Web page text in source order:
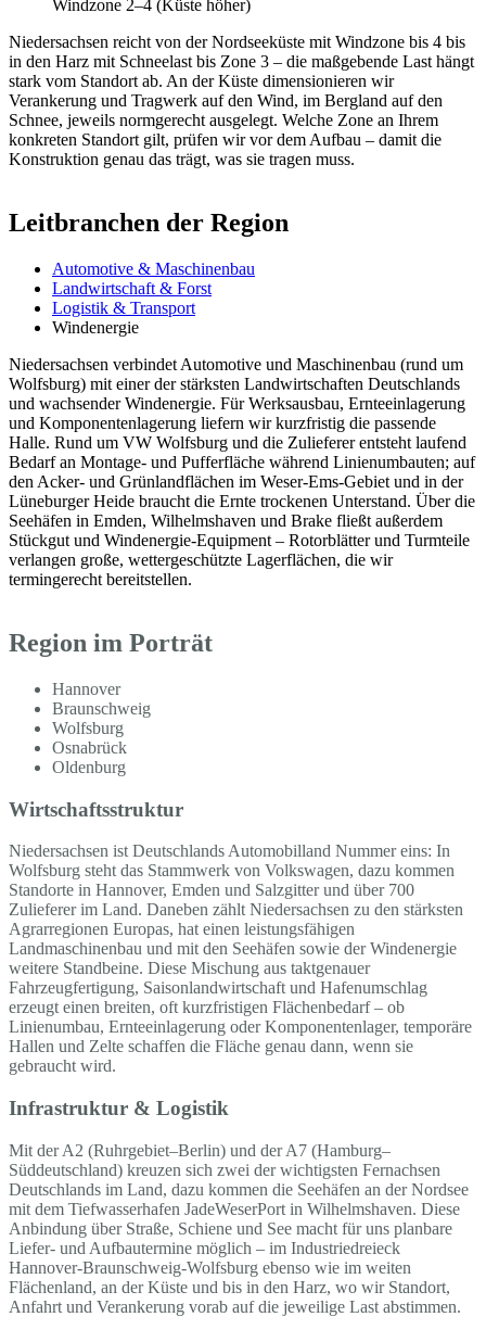
Windzone 2–4 (Küste höher)
Niedersachsen reicht von der Nordseeküste mit Windzone bis 4 bis
in den Harz mit Schneelast bis Zone 3 – die maßgebende Last hängt
stark vom Standort ab. An der Küste dimensionieren wir
Verankerung und Tragwerk auf den Wind, im Bergland auf den
Schnee, jeweils normgerecht ausgelegt. Welche Zone an Ihrem
konkreten Standort gilt, prüfen wir vor dem Aufbau – damit die
Konstruktion genau das trägt, was sie tragen muss.
Leitbranchen der Region
Automotive & Maschinenbau
Landwirtschaft & Forst
Logistik & Transport
Windenergie
Niedersachsen verbindet Automotive und Maschinenbau (rund um
Wolfsburg) mit einer der stärksten Landwirtschaften Deutschlands
und wachsender Windenergie. Für Werksausbau, Ernteeinlagerung
und Komponentenlagerung liefern wir kurzfristig die passende
Halle. Rund um VW Wolfsburg und die Zulieferer entsteht laufend
Bedarf an Montage- und Pufferfläche während Linienumbauten; auf
den Acker- und Grünlandflächen im Weser-Ems-Gebiet und in der
Lüneburger Heide braucht die Ernte trockenen Unterstand. Über die
Seehäfen in Emden, Wilhelmshaven und Brake fließt außerdem
Stückgut und Windenergie-Equipment – Rotorblätter und Turmteile
verlangen große, wettergeschützte Lagerflächen, die wir
termingerecht bereitstellen.
Region im Porträt
Hannover
Braunschweig
Wolfsburg
Osnabrück
Oldenburg
Wirtschaftsstruktur
Niedersachsen ist Deutschlands Automobilland Nummer eins: In
Wolfsburg steht das Stammwerk von Volkswagen, dazu kommen
Standorte in Hannover, Emden und Salzgitter und über 700
Zulieferer im Land. Daneben zählt Niedersachsen zu den stärksten
Agrarregionen Europas, hat einen leistungsfähigen
Landmaschinenbau und mit den Seehäfen sowie der Windenergie
weitere Standbeine. Diese Mischung aus taktgenauer
Fahrzeugfertigung, Saisonlandwirtschaft und Hafenumschlag
erzeugt einen breiten, oft kurzfristigen Flächenbedarf – ob
Linienumbau, Ernteeinlagerung oder Komponentenlager, temporäre
Hallen und Zelte schaffen die Fläche genau dann, wenn sie
gebraucht wird.
Infrastruktur & Logistik
Mit der A2 (Ruhrgebiet–Berlin) und der A7 (Hamburg–
Süddeutschland) kreuzen sich zwei der wichtigsten Fernachsen
Deutschlands im Land, dazu kommen die Seehäfen an der Nordsee
mit dem Tiefwasserhafen JadeWeserPort in Wilhelmshaven. Diese
Anbindung über Straße, Schiene und See macht für uns planbare
Liefer- und Aufbautermine möglich – im Industriedreieck
Hannover-Braunschweig-Wolfsburg ebenso wie im weiten
Flächenland, an der Küste und bis in den Harz, wo wir Standort,
Anfahrt und Verankerung vorab auf die jeweilige Last abstimmen.